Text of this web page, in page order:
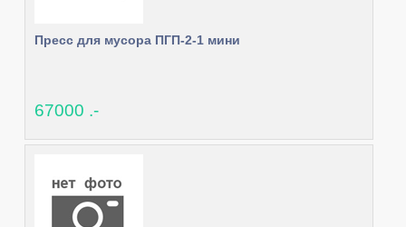
Пресс для мусора ПГП-2-1 мини
67000 .-